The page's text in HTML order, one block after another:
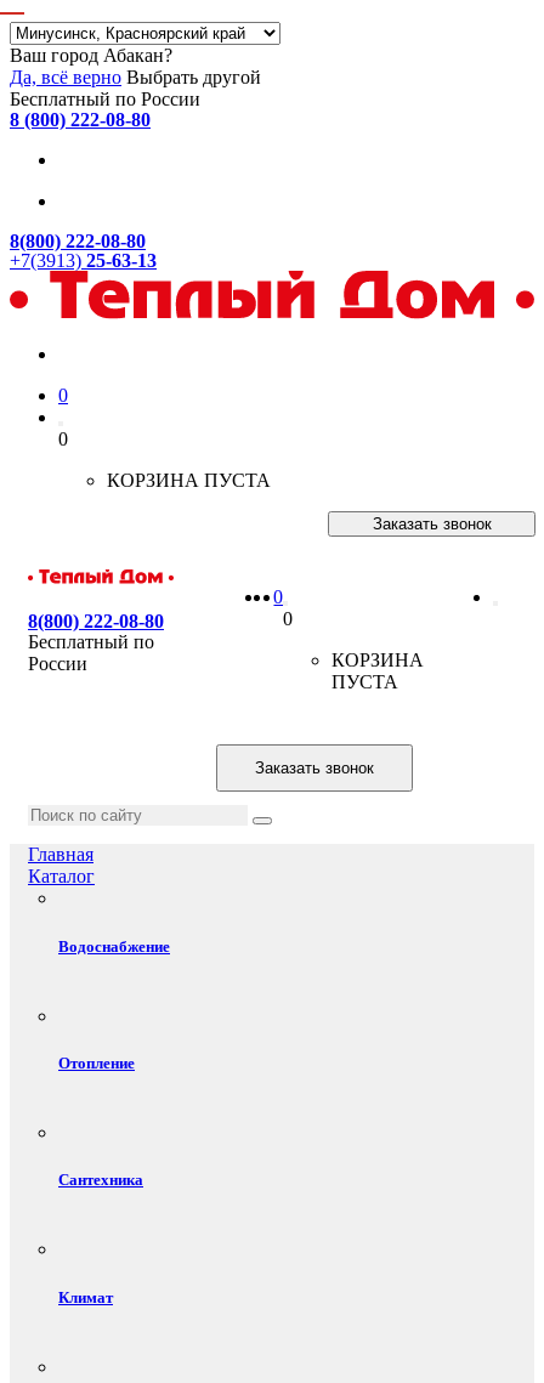
Ваш город Абакан?
Да, всё верно Выбрать другой
Бесплатный по России
8 (800) 222-08-80
8(800) 222-08-80
+7(3913) 25-63-13
0
0
КОРЗИНА ПУСТА
Заказать звонок
8(800) 222-08-80
Бесплатный по
России
0
0
КОРЗИНА
ПУСТА
Заказать звонок
Главная
Каталог
Водоснабжение
Отопление
Сантехника
Климат